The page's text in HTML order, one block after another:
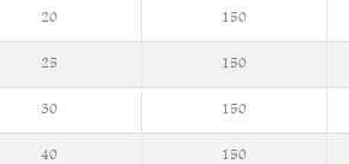
20 150
25 150
30 150
40 150